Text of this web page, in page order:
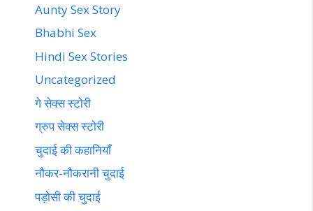
Aunty Sex Story
Bhabhi Sex
Hindi Sex Stories
Uncategorized
गे सेक्स स्टोरी
ग्रुप सेक्स स्टोरी
चुदाई की कहानियाँ
नौकर-नौकरानी चुदाई
पड़ोसी की चुदाई